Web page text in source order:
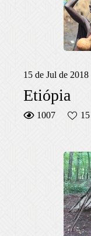
15 de Jul de 2018
Etiópia
1007 15